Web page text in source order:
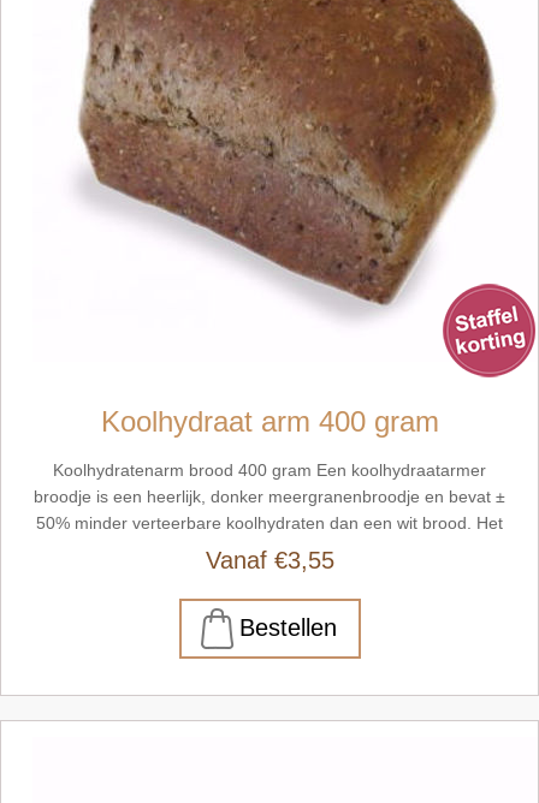
Koolhydraat arm 400 gram
Koolhydratenarm brood 400 gram Een koolhydraatarmer
broodje is een heerlijk, donker meergranenbroodje en bevat ±
50% minder verteerbare koolhydraten dan een wit brood. Het
verlaagd zout- en koolhydraatgehalte draagt bij tot een gezond
voedingspatroon. De vele aanwezige zaden leveren extra
eiwitten en vezels aan!
Vanaf €3,55